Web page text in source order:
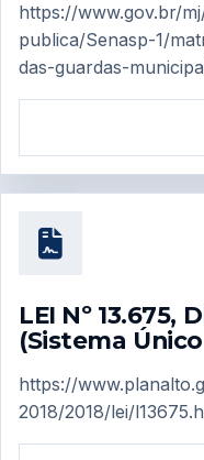
https://www.gov.br/
publica/Senasp-1/
das-guardas-
LEI Nº 13.675,
(Sistema
https://
2018/2018/lei/